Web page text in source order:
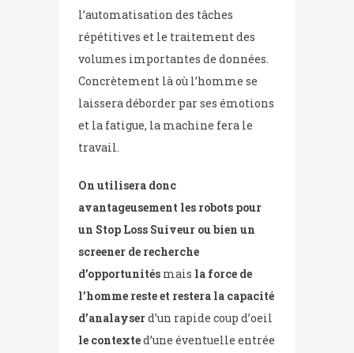
l’automatisation des tâches
répétitives et le traitement des
volumes importantes de données.
Concrètement là où l’homme se
laissera déborder par ses émotions
et la fatigue, la machine fera le
travail.
On utilisera donc
avantageusement les robots pour
un Stop Loss Suiveur ou bien un
screener de recherche
d’opportunités mais la force de
l’homme reste et restera la capacité
d’analayserd’un rapide coup d’oeil
le contexted’une éventuelle entrée